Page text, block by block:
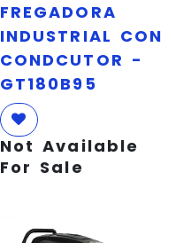
FREGADORA
INDUSTRIAL CON
CONDCUTOR -
GT180B95
Not Available
For Sale